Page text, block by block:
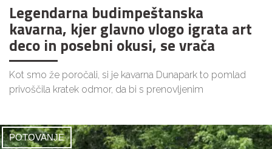
Legendarna budimpeštanska
kavarna, kjer glavno vlogo igrata art
deco in posebni okusi, se vrača
Kot smo že poročali, si je kavarna Dunapark to pomlad
privoščila kratek odmor, da bi s prenovljenim
POTOVANJE